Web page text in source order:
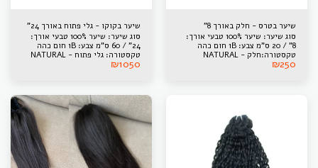
שיער בטרס - חלק באורך 8"
סוג שיער: שיער 100% טבעי אורך:
8" / 20 ס"מ צבע: 1B חום כהה
טקסטורה:חלק - NATURAL
₪250
שיער בקוקו - גלי פתוח באורך 24"
סוג שיער: שיער 100% טבעי אורך:
24" / 60 ס"מ צבע: 1B חום כהה
טקסטורה: גלי פתוח - NATURAL
WAVY מוצא: ויטנאם *תמונה
₪1050